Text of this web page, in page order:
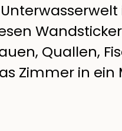
Quallen,
Zimmer in ein